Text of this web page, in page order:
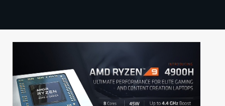
TECHBBS
HINTA.FI
KAUPPA